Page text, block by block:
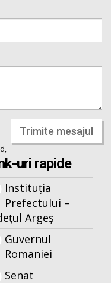
Trimite mesajul
uri rapide
Instituția
Prefectului –
Argeș
Guvernul
Romaniei
Senat